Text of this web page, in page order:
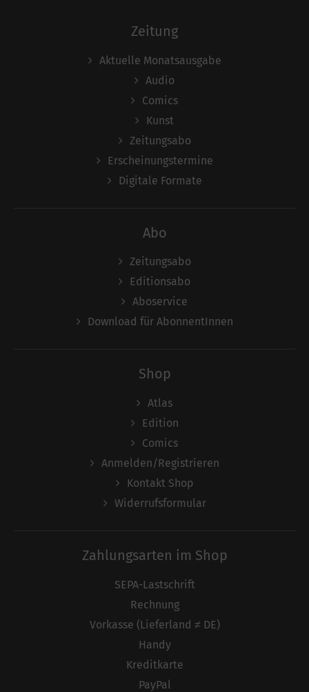
Zeitung
Aktuelle Monatsausgabe
Audio
Comics
Kunst
Zeitungsabo
Erscheinungstermine
Digitale Formate
Abo
Zeitungsabo
Editionsabo
Aboservice
Download für AbonnentInnen
Shop
Atlas
Edition
Comics
Anmelden/Registrieren
Kontakt Shop
Widerrufsformular
Zahlungsarten im Shop
SEPA-Lastschrift
Rechnung
Vorkasse (Lieferland ≠ DE)
Handy
Kreditkarte
PayPal